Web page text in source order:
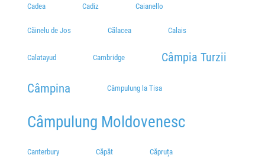
Cadea Cadiz Caianello
Căinelu de Jos Călacea Calais
Calatayud Cambridge Câmpia Turzii
Câmpina Câmpulung la Tisa
Câmpulung Moldovenesc
Canterbury Căpăt Căpruța